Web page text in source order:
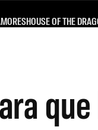
HOUSE OF THE